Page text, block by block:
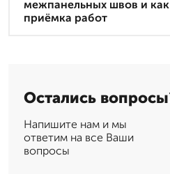
межпанельных швов и
приёмка работ
Остались
Напишите нам и мы
ответим на все Ваши
вопросы